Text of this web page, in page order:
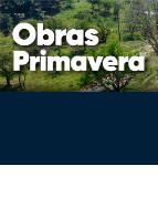
Ir
al
contenido